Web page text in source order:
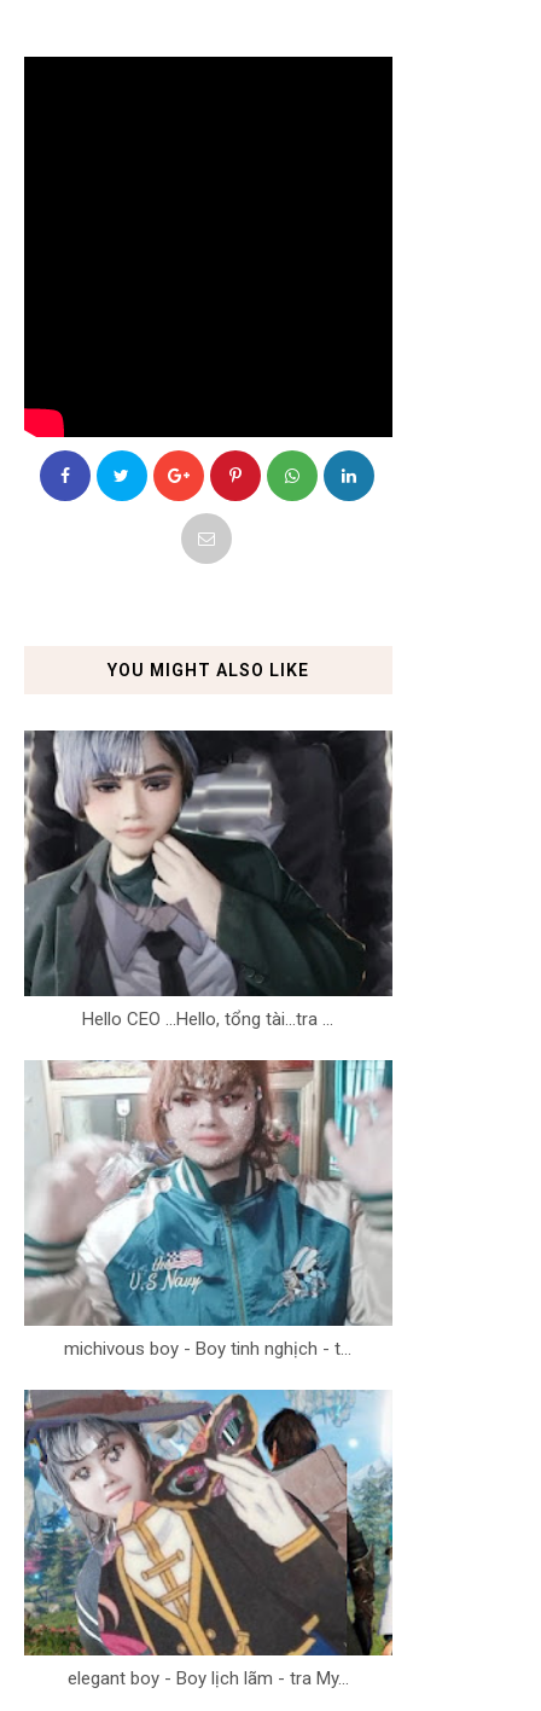
YOU MIGHT ALSO LIKE
Hello CEO ...Hello, tổng tài...tra ...
michivous boy - Boy tinh nghịch - t...
elegant boy - Boy lịch lãm - tra My...